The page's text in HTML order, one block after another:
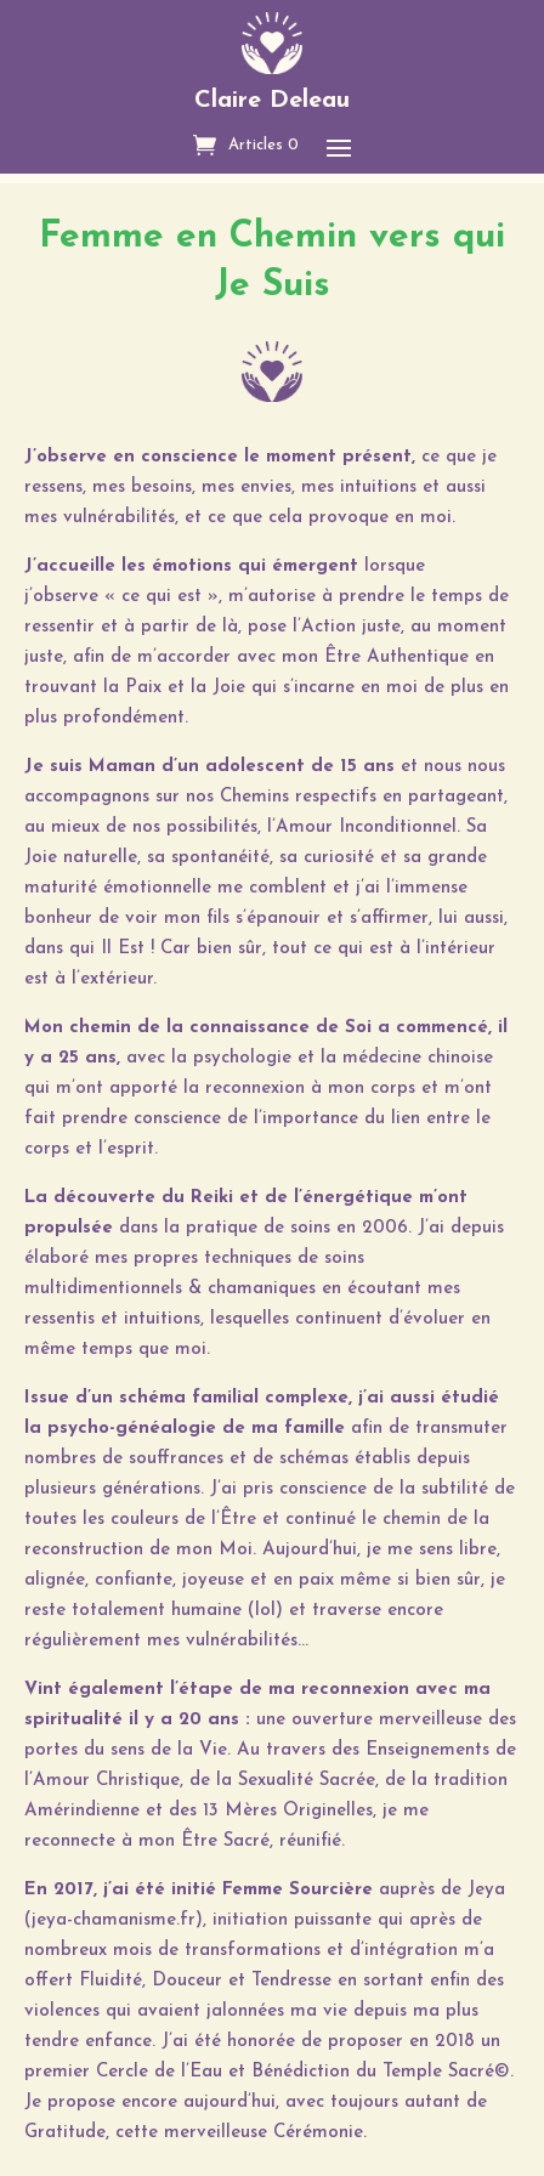
Claire Deleau
Articles 0
Femme en Chemin vers qui
Je Suis
J’observe en conscience le moment présent, ce que je
ressens, mes besoins, mes envies, mes intuitions et aussi
mes vulnérabilités, et ce que cela provoque en moi.
J’accueille les émotions qui émergent lorsque
j’observe « ce qui est », m’autorise à prendre le temps de
ressentir et à partir de là, pose l’Action juste, au moment
juste, afin de m’accorder avec mon Être Authentique en
trouvant la Paix et la Joie qui s’incarne en moi de plus en
plus profondément.
Je suis Maman d’un adolescent de 15 ans et nous nous
accompagnons sur nos Chemins respectifs en partageant,
au mieux de nos possibilités, l’Amour Inconditionnel. Sa
Joie naturelle, sa spontanéité, sa curiosité et sa grande
maturité émotionnelle me comblent et j’ai l’immense
bonheur de voir mon fils s’épanouir et s’affirmer, lui aussi,
dans qui Il Est ! Car bien sûr, tout ce qui est à l’intérieur
est à l’extérieur.
Mon chemin de la connaissance de Soi a commencé, il
y a 25 ans, avec la psychologie et la médecine chinoise
qui m’ont apporté la reconnexion à mon corps et m’ont
fait prendre conscience de l’importance du lien entre le
corps et l’esprit.
La découverte du Reiki et de l’énergétique m’ont
propulsée dans la pratique de soins en 2006. J’ai depuis
élaboré mes propres techniques de soins
multidimentionnels & chamaniques en écoutant mes
ressentis et intuitions, lesquelles continuent d’évoluer en
même temps que moi.
Issue d’un schéma familial complexe, j’ai aussi étudié
la psycho-généalogie de ma famille afin de transmuter
nombres de souffrances et de schémas établis depuis
plusieurs générations. J’ai pris conscience de la subtilité de
toutes les couleurs de l’Être et continué le chemin de la
reconstruction de mon Moi. Aujourd’hui, je me sens libre,
alignée, confiante, joyeuse et en paix même si bien sûr, je
reste totalement humaine (lol) et traverse encore
régulièrement mes vulnérabilités…
Vint également l’étape de ma reconnexion avec ma
spiritualité il y a 20 ans : une ouverture merveilleuse des
portes du sens de la Vie. Au travers des Enseignements de
l’Amour Christique, de la Sexualité Sacrée, de la tradition
Amérindienne et des 13 Mères Originelles, je me
reconnecte à mon Être Sacré, réunifié.
En 2017, j’ai été initié Femme Sourcière auprès de Jeya
(jeya-chamanisme.fr), initiation puissante qui après de
nombreux mois de transformations et d’intégration m’a
offert Fluidité, Douceur et Tendresse en sortant enfin des
violences qui avaient jalonnées ma vie depuis ma plus
tendre enfance. J’ai été honorée de proposer en 2018 un
premier Cercle de l’Eau et Bénédiction du Temple Sacré©.
Je propose encore aujourd’hui, avec toujours autant de
Gratitude, cette merveilleuse Cérémonie.